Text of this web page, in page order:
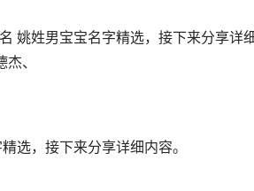
姚姓男宝宝名字精选，接下来分享详
、
选，接下来分享详细内容。